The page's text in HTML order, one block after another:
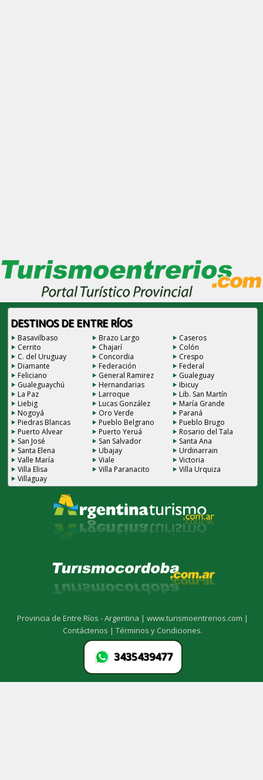
DESTINOS DE ENTRE RÍOS
Basavilbaso Brazo Largo
Caseros
Cerrito
Chajarí
Colón
C. del Uruguay
Concordia
Crespo
Diamante
Federación
Federal
Feliciano
General Ramirez
Gualeguay
Gualeguaychú
Hernandarias
Ibicuy
La Paz
Larroque
Lib. San Martín
Liebig
Lucas González
María Grande
Nogoyá
Oro Verde
Paraná
Piedras Blancas
Pueblo Belgrano
Pueblo Brugo
Puerto Alvear
Puerto Yeruá
Rosario del Tala
San José
San Salvador
Santa Ana
Santa Elena
Ubajay
Urdinarrain
Valle María
Viale
Victoria
Villa Elisa
Villa Paranacito
Villa Urquiza
Villaguay
Provincia de Entre Ríos - Argentina |www.turismoentrerios.com |
Contáctenos |Términos y Condiciones.
3435439477